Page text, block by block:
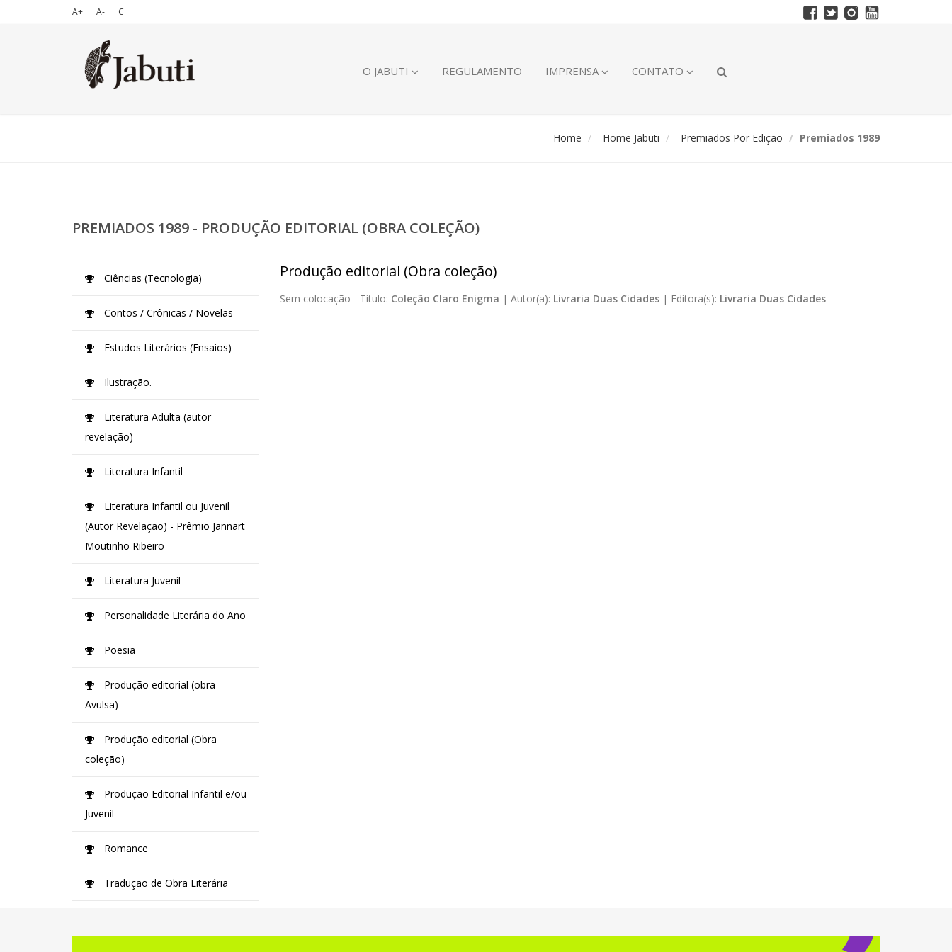
A+ A- C
O JABUTI REGULAMENTO IMPRENSA CONTATO
Home Home Jabuti Premiados Por Edição Premiados 1989
PREMIADOS 1989 - PRODUÇÃO EDITORIAL (OBRA COLEÇÃO)
Produção editorial (Obra coleção)
Sem colocação - Título: Coleção Claro Enigma | Autor(a): Livraria Duas Cidades| Editora(s): Livraria Duas Cidades
Ciências (Tecnologia)
Contos / Crônicas / Novelas
Estudos Literários (Ensaios)
Ilustração.
Literatura Adulta (autor
revelação)
Literatura Infantil
Literatura Infantil ou Juvenil
(Autor Revelação) - Prêmio Jannart
Moutinho Ribeiro
Literatura Juvenil
Personalidade Literária do Ano
Poesia
Produção editorial (obra
Avulsa)
Produção editorial (Obra
coleção)
Produção Editorial Infantil e/ou
Juvenil
Romance
Tradução de Obra Literária